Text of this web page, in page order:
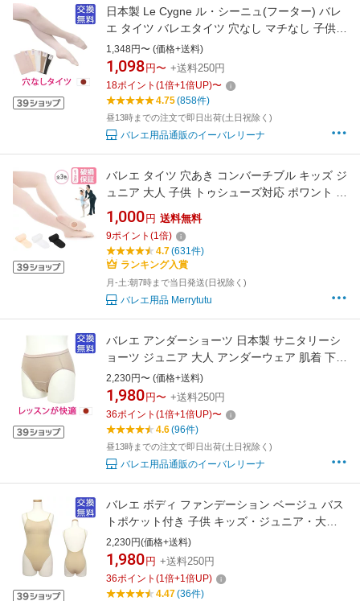
日本製 Le Cygne ル・シーニュ(フーター) バレ
エ タイツ バレエタイツ 穴なし マチなし 子供
ジュニア 大人 ロイヤルピンク ヨーロピアンピ
ンク 黒 白
1,348円〜 (価格+送料)
1,098 円〜 +送料250円
18ポイント (1倍+1倍UP)〜
4.75(858件)
昼13時までの注文で即日出荷(土日祝除く)
バレエ用品通販のイーバレリーナ
バレエ タイツ 穴あき コンバーチブル キッズ ジ
ュニア 大人 子供 トゥシューズ対応 ポワント レ
ッスン 発表会 新体操 ダンス ピンク ホワイト
ブラック バレエ用品
1,000 円 送料無料
9ポイント (1倍)
4.7(631件)
ランキング入賞
月-土:朝7時まで当日発送(日祝除く)
バレエ用品 Merrytutu
バレエ アンダーショーツ 日本製 サニタリーシ
ョーツ ジュニア 大人 アンダーウェア 肌着 下着
バレエインナー バレエショーツ インナーパン
ツ インナーショーツ アンダーパンツ バレエ用
品 肌色 ベージュ コットン 綿 通販 イーバレリ
ーナ
2,230円〜 (価格+送料)
1,980 円〜 +送料250円
36ポイント (1倍+1倍UP)〜
4.6(96件)
昼13時までの注文で即日出荷(土日祝除く)
バレエ用品通販のイーバレリーナ
バレエ ボディ ファンデーション ベージュ バス
トポケット付き 子供 キッズ・ジュニア・大人
ボディー ストレッチ アンダーウェア ボディフ
ァン バレエ用 下着 伸縮 レッスン 練習 着 110
115 120 125 130 135 140 145 150 155 160
165 170
2,230円(価格+送料)
1,980 円 +送料250円
36ポイント (1倍+1倍UP)
4.47(36件)